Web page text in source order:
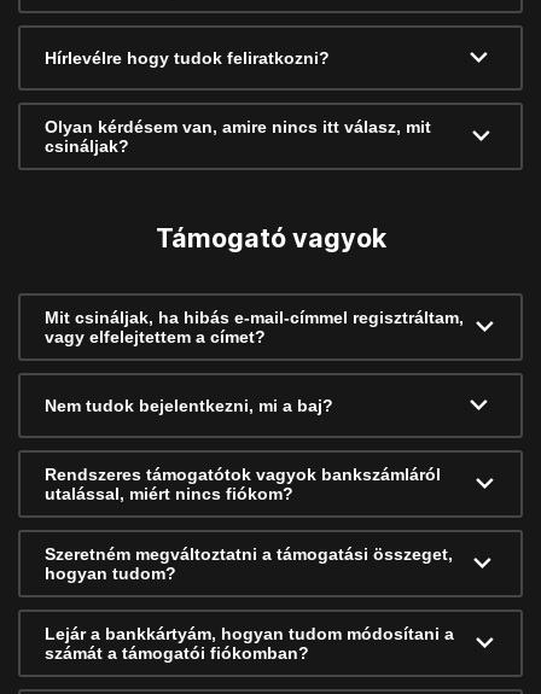
Hírlevélre hogy tudok feliratkozni?
Olyan kérdésem van, amire nincs itt válasz, mit
csináljak?
Támogató vagyok
Mit csináljak, ha hibás e-mail-címmel regisztráltam,
vagy elfelejtettem a címet?
Nem tudok bejelentkezni, mi a baj?
Rendszeres támogatótok vagyok bankszámláról
utalással, miért nincs fiókom?
Szeretném megváltoztatni a támogatási összeget,
hogyan tudom?
Lejár a bankkártyám, hogyan tudom módosítani a
számát a támogatói fiókomban?